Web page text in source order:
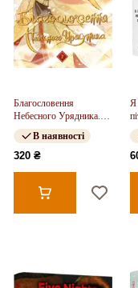
Благословення
Небесного Урядника.
Том 2
В наявності
320 ₴
Я